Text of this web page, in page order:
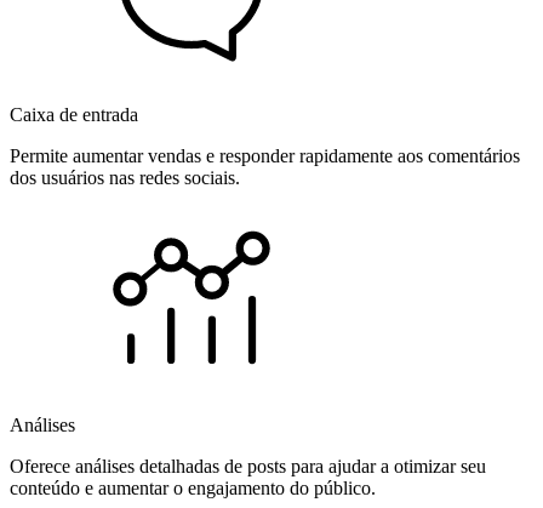
Caixa de entrada
Permite aumentar vendas e responder rapidamente aos comentários
dos usuários nas redes sociais.
Análises
Oferece análises detalhadas de posts para ajudar a otimizar seu
conteúdo e aumentar o engajamento do público.